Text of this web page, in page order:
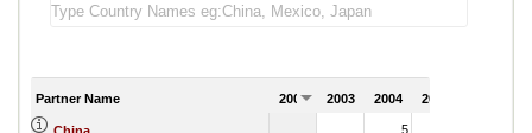
Partner Name 2002 2003 2004 2005
5